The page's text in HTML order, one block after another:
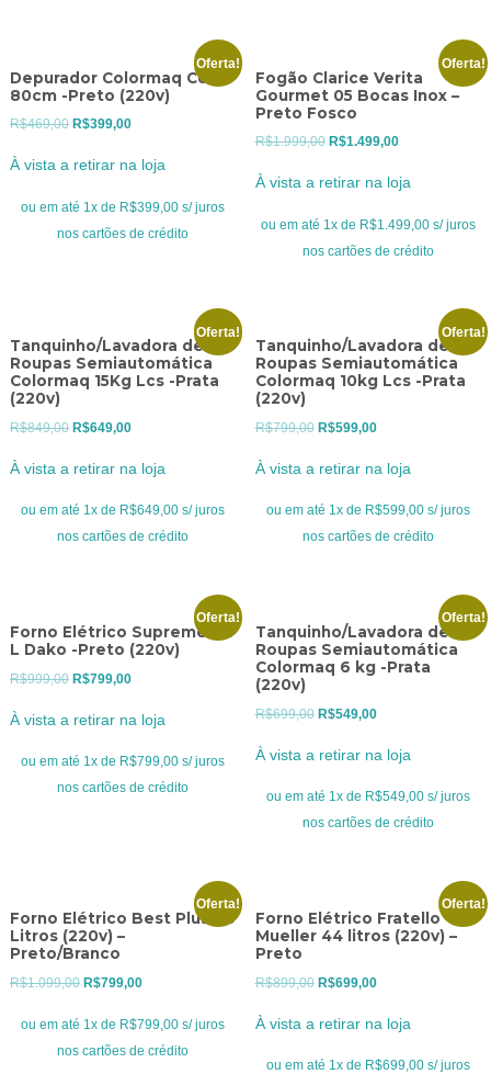
Oferta!
Depurador Colormaq Cook
80cm -Preto (220v)
R$469,00 O
era:
R$469,00.
R$399,00O
atual
é:
R$399,00.
À vista a retirar na loja
ou em até 1x de R$399,00 s/ juros
nos cartões de crédito
Oferta!
Fogão Clarice Verita
Gourmet 05 Bocas Inox –
Preto Fosco
R$1.999,00 O
era:
R$1.999,00.
R$1.499,00O
atual
é:
R$1.499,00.
À vista a retirar na loja
ou em até 1x de R$1.499,00 s/ juros
nos cartões de crédito
Oferta!
Tanquinho/Lavadora de
Roupas Semiautomática
Colormaq 15Kg Lcs -Prata
(220v)
R$849,00 O
era:
R$849,00.
R$649,00O
atual
é:
R$649,00.
À vista a retirar na loja
ou em até 1x de R$649,00 s/ juros
nos cartões de crédito
Oferta!
Tanquinho/Lavadora de
Roupas Semiautomática
Colormaq 10kg Lcs -Prata
(220v)
R$799,00 O
era:
R$799,00.
R$599,00O
atual
é:
R$599,00.
À vista a retirar na loja
ou em até 1x de R$599,00 s/ juros
nos cartões de crédito
Oferta!
Forno Elétrico Supreme 44
L Dako -Preto (220v)
R$999,00 O
era:
R$999,00.
R$799,00O
atual
é:
R$799,00.
À vista a retirar na loja
ou em até 1x de R$799,00 s/ juros
nos cartões de crédito
Oferta!
Tanquinho/Lavadora de
Roupas Semiautomática
Colormaq 6 kg -Prata
(220v)
R$699,00 O
era:
R$699,00.
R$549,00O
atual
é:
R$549,00.
À vista a retirar na loja
ou em até 1x de R$549,00 s/ juros
nos cartões de crédito
Oferta!
Forno Elétrico Best Plus 60
Litros (220v) –
Preto/Branco
R$1.099,00 O
original
era:
R$799,00O
atual
é:
ou em até 1x de R$799,00 s/ juros
nos cartões de crédito
Oferta!
Forno Elétrico Fratello
Mueller 44 litros (220v) –
Preto
R$899,00 O
original
era:
R$699,00O
atual
é:
À vista a retirar na loja
ou em até 1x de R$699,00 s/ juros